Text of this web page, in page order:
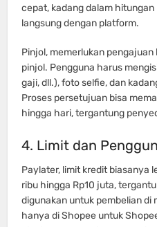
cepat, kadang dalam
langsung dengan platform.
Pinjol, memerlukan
pinjol. Pengguna harus
gaji, dll.), foto selfie, dan
Proses persetujuan bisa
hingga hari, tergantung
4. Limit dan
Paylater, limit kredit biasanya
ribu hingga Rp10 juta,
digunakan untuk pembelian
hanya di Shopee untuk